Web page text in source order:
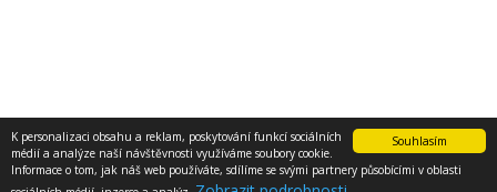
Souhlasím
K personalizaci obsahu a reklam, poskytování funkcí sociálních
médií a analýze naší návštěvnosti využíváme soubory cookie.
Informace o tom, jak náš web používáte, sdílíme se svými partnery působícími v oblasti
PODMÍNKY UŽITÍ STRÁNEK
O NÁS
© 2013 - 2017 E-konstruktér